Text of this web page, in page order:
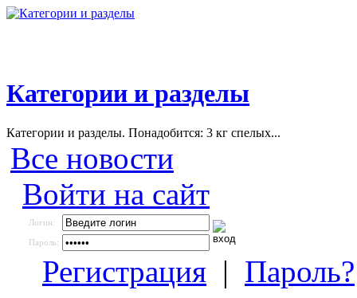
Категории и разделы
Категории и разделы. Понадобится: 3 кг спелых...
Все новости
Войти на сайт
Логин:
Пароль:
Регистрация | Пароль?